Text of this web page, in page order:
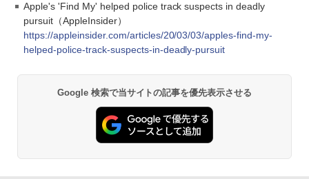
Apple's 'Find My' helped police track suspects in deadly
pursuit（AppleInsider）
https://appleinsider.com/articles/20/03/03/apples-find-my-
helped-police-track-suspects-in-deadly-pursuit
Google 検索で当サイトの記事を優先表示させる